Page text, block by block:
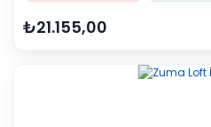
₺21.155,00